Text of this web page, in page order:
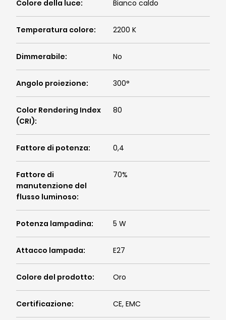
Colore della luce: Bianco caldo
Temperatura colore: 2200 K
Dimmerabile: No
Angolo proiezione: 300°
Color Rendering Index
(CRI):
80
Fattore di potenza: 0,4
Fattore di
manutenzione del
flusso luminoso:
70%
Potenza lampadina: 5 W
Attacco lampada: E27
Colore del prodotto: Oro
Certificazione: CE, EMC